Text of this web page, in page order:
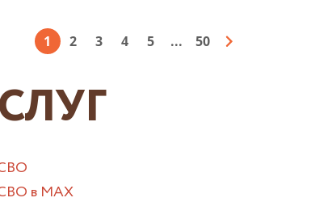
1 2 3 4 5 ... 50
СВО в МАХ